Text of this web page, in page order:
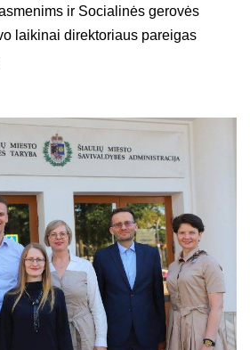
ir Socialinės gerovės
laikinai direktoriaus pareigas